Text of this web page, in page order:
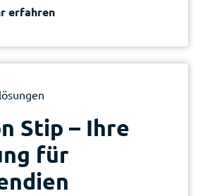
erfahren
Stip – Ihre
für